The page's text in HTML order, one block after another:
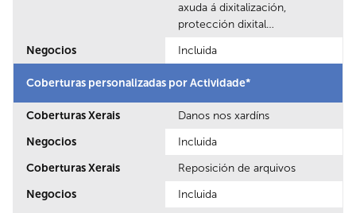
axuda á dixitalización,
protección dixital…
Negocios
Incluida
Coberturas personalizadas por Actividade*
Coberturas Xerais
Danos nos xardíns
Negocios
Incluida
Coberturas Xerais
Reposición de arquivos
Negocios
Incluida